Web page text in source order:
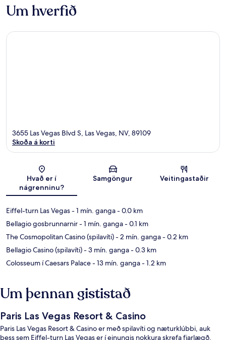
Um hverfið
Kort
3655 Las Vegas Blvd S, Las Vegas, NV, 89109
Skoða á korti
Hvað er í
nágrenninu?
Samgöngur Veitingastaðir
Eiffel-turn Las Vegas- 1 mín. ganga- 0.0 km
Bellagio gosbrunnarnir- 1 mín. ganga- 0.1 km
The Cosmopolitan Casino (spilavíti)- 2 mín. ganga- 0.2 km
Bellagio Casino (spilavíti)- 3 mín. ganga- 0.3 km
Colosseum í Caesars Palace- 13 mín. ganga- 1.2 km
Um þennan gististað
Paris Las Vegas Resort & Casino
Paris Las Vegas Resort & Casino er með spilavíti og næturklúbbi, auk
þess sem Eiffel-turn Las Vegas er í einungis nokkura skrefa fjarlægð.